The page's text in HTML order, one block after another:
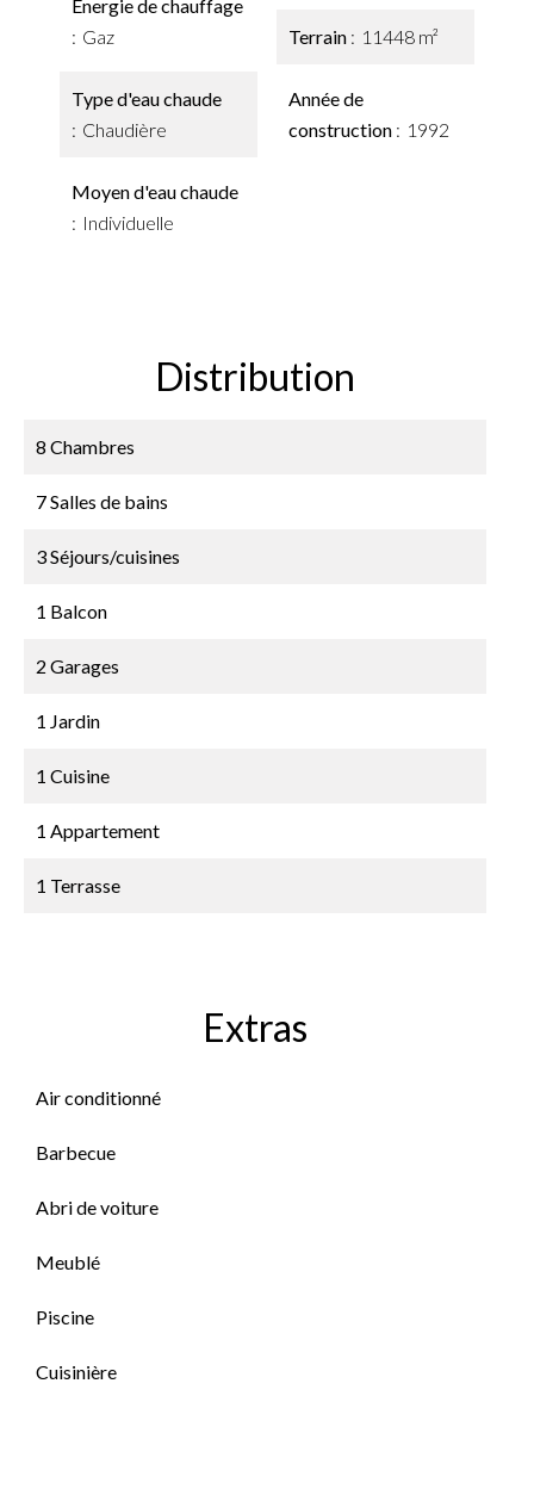
Énergie de chauffage
Gaz
Type d'eau chaude
Chaudière
Moyen d'eau chaude
Individuelle
Terrain 11448 m²
Année de
construction
1992
Distribution
8 Chambres
7 Salles de bains
3 Séjours/cuisines
1 Balcon
2 Garages
1 Jardin
1 Cuisine
1 Appartement
1 Terrasse
Extras
Air conditionné
Barbecue
Abri de voiture
Meublé
Piscine
Cuisinière